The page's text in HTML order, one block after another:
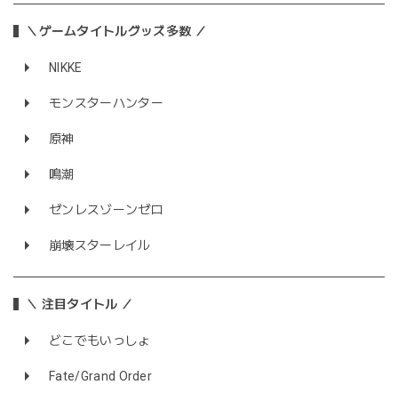
＼ゲームタイトルグッズ多数 ／
NIKKE
モンスターハンター
原神
鳴潮
ゼンレスゾーンゼロ
崩壊スターレイル
＼ 注目タイトル ／
どこでもいっしょ
Fate/Grand Order